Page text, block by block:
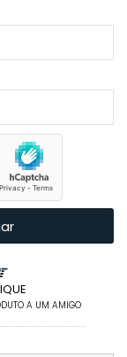
A UM AMIGO